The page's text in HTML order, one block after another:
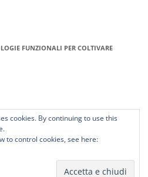
FUNZIONALI PER COLTIVARE
cookies. By continuing to use this
to control cookies, see here: